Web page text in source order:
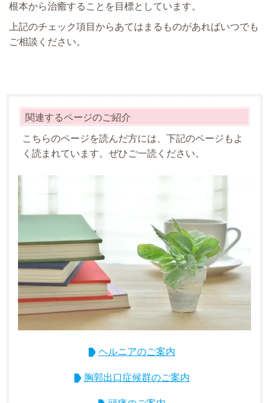
根本から治癒することを目標としています。
上記のチェック項目からあてはまるものがあればいつでも
ご相談ください。
関連するページのご紹介
こちらのページを読んだ方には、下記のページもよ
く読まれています。ぜひご一読ください。
ヘルニアのご案内
胸郭出口症候群のご案内